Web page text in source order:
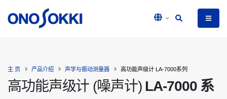
高功能声级计 (噪声计) LA-7000 系
主 页 产品介绍 声学与振动测量器 高功能声级计 LA-7000系列